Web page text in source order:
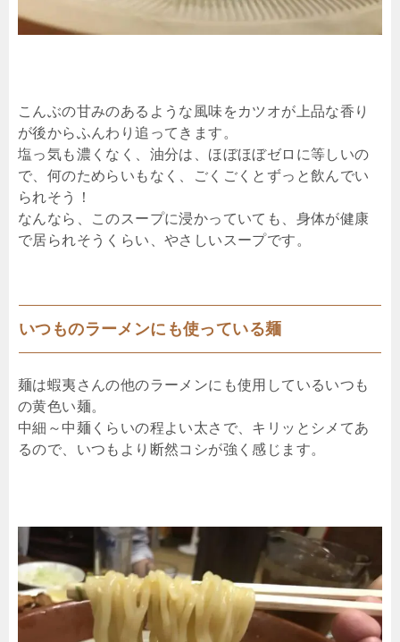
こんぶの甘みのあるような風味をカツオが上品な香り
が後からふんわり追ってきます。
塩っ気も濃くなく、油分は、ほぼほぼゼロに等しいの
で、何のためらいもなく、ごくごくとずっと飲んでい
られそう！
なんなら、このスープに浸かっていても、身体が健康
で居られそうくらい、やさしいスープです。
いつものラーメンにも使っている麺
麺は蝦夷さんの他のラーメンにも使用しているいつも
の黄色い麺。
中細～中麺くらいの程よい太さで、キリッとシメてあ
るので、いつもより断然コシが強く感じます。